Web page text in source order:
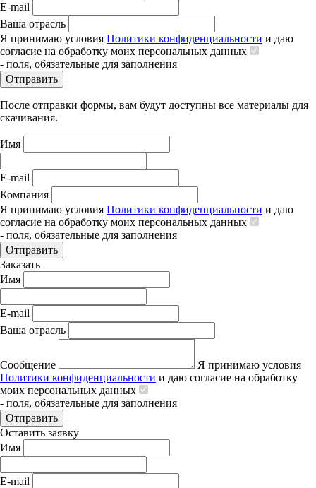
E-mail
Ваша отрасль
Я принимаю условия Политики конфиденциальности и даю
согласие на обработку моих персональных данных
- поля, обязательные для заполнения
Отправить
После отправки формы, вам будут доступны все материалы для
скачивания.
Имя
E-mail
Компания
Я принимаю условия Политики конфиденциальности и даю
согласие на обработку моих персональных данных
- поля, обязательные для заполнения
Отправить
Заказать
Имя
E-mail
Ваша отрасль
Сообщение
Я принимаю условия
Политики конфиденциальности и даю согласие на обработку
моих персональных данных
- поля, обязательные для заполнения
Отправить
Оставить заявку
Имя
E-mail